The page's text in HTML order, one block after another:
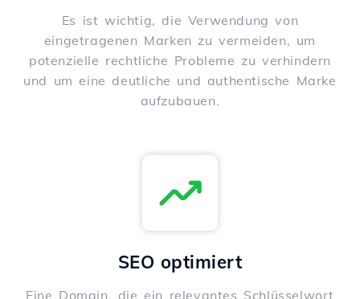
Es ist wichtig, die Verwendung von
eingetragenen Marken zu vermeiden, um
potenzielle rechtliche Probleme zu verhindern
und um eine deutliche und authentische Marke
aufzubauen.
SEO optimiert
Eine Domain, die ein relevantes Schlüsselwort